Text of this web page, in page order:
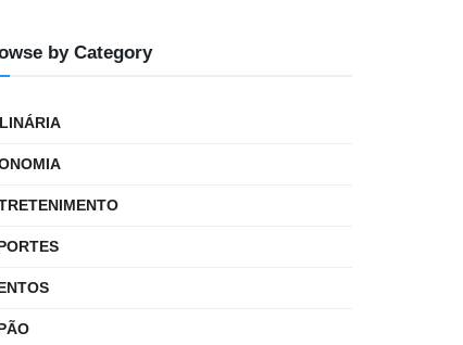
by Category